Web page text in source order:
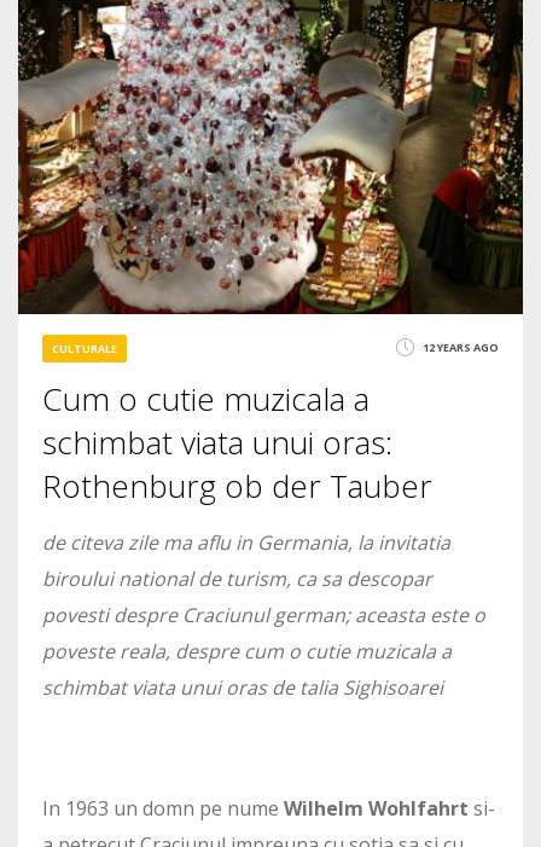
CULTURALE 12 YEARS AGO
Cum o cutie muzicala a
schimbat viata unui oras:
Rothenburg ob der Tauber
de citeva zile ma aflu in Germania, la invitatia
biroului national de turism, ca sa descopar
povesti despre Craciunul german; aceasta este o
poveste reala, despre cum o cutie muzicala a
schimbat viata unui oras de talia Sighisoarei
In 1963 un domn pe nume Wilhelm Wohlfahrt si-